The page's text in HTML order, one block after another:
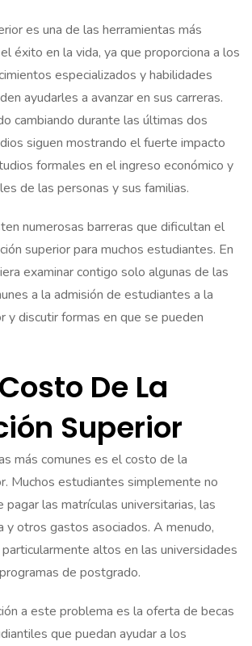
es una de las herramientas más
éxito en la vida, ya que proporciona a los
especializados y habilidades
ayudarles a avanzar en sus carreras.
cambiando durante las últimas dos
siguen mostrando el fuerte impacto
formales en el ingreso económico y
de las personas y sus familias.
numerosas barreras que dificultan el
superior para muchos estudiantes. En
examinar contigo solo algunas de las
a la admisión de estudiantes a la
y discutir formas en que se pueden
De La
Superior
más comunes es el costo de la
Muchos estudiantes simplemente no
las matrículas universitarias, las
y otros gastos asociados. A menudo,
altos en las universidades
de postgrado.
a este problema es la oferta de becas
que puedan ayudar a los